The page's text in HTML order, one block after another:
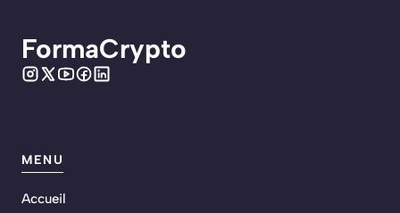
FormaCrypto
MENU
Accueil